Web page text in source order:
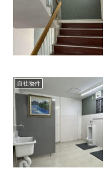
自社物件